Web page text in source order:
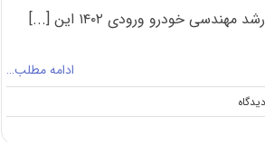
خودرو ورودی ۱۴۰۲ این [...]
ادامه مطلب…
on
بورسیه